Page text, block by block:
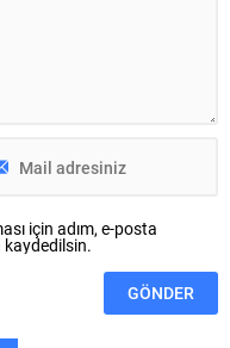
için adım, e-posta
kaydedilsin.